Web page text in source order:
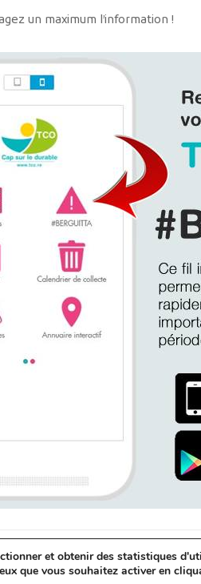
un maximum l’information !
2018, il y a 9 ans. Il est classé dans :
et obtenir des statistiques
que vous souhaitez activer en